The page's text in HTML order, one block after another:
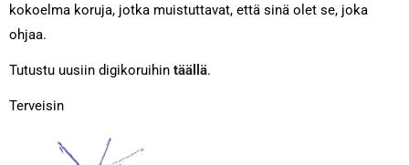
kokoelma koruja, jotka muistuttavat, että sinä olet se, joka
ohjaa.
Tutustu uusiin digikoruihin täällä.
Terveisin